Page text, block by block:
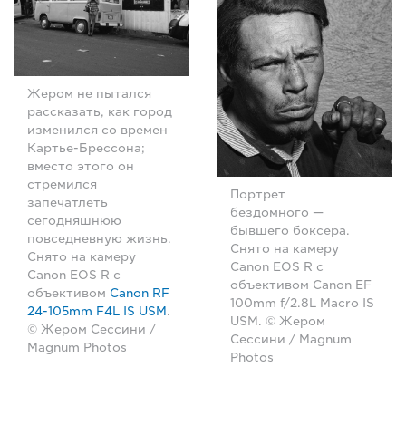
Жером не пытался
рассказать, как город
изменился со времен
Картье-Брессона;
вместо этого он
стремился
запечатлеть
сегодняшнюю
повседневную жизнь.
Снято на камеру
Canon EOS R с
объективом Canon RF
24-105mm F4L IS USM.
© Жером Сессини /
Magnum Photos
Портрет
бездомного —
бывшего боксера.
Снято на камеру
Canon EOS R с
объективом Canon EF
100mm f/2.8L Macro IS
USM. © Жером
Сессини / Magnum
Photos